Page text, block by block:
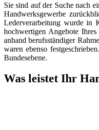
Sie sind auf der Suche nach
Handwerksgewerbe
Lederverarbeitung wurde in
hochwertigen Angebote Ihres
anhand berufsständiger
waren ebenso
Bundesebene.
Was leistet Ihr